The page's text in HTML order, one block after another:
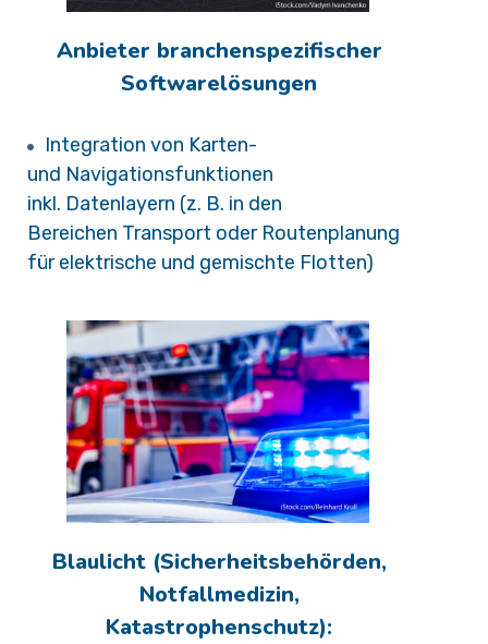
Anbieter branchenspezifischer
Softwarelösungen
Integration von Karten-
und Navigationsfunktionen
inkl. Datenlayern (z. B. in den
Bereichen Transport oder Routenplanung
für elektrische und gemischte Flotten)
Blaulicht (Sicherheitsbehörden,
Notfallmedizin,
Katastrophenschutz):